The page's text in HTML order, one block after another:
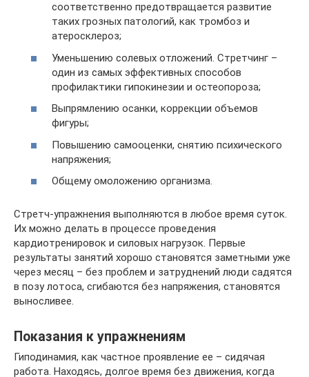
соответственно предотвращается развитие
таких грозных патологий, как тромбоз и
атеросклероз;
Уменьшению солевых отложений. Стретчинг –
один из самых эффективных способов
профилактики гипокинезии и остеопороза;
Выпрямлению осанки, коррекции объемов
фигуры;
Повышению самооценки, снятию психического
напряжения;
Общему омоложению организма.
Стретч-упражнения выполняются в любое время суток.
Их можно делать в процессе проведения
кардиотренировок и силовых нагрузок. Первые
результаты занятий хорошо становятся заметными уже
через месяц – без проблем и затруднений люди садятся
в позу лотоса, сгибаются без напряжения, становятся
выносливее.
Показания к упражнениям
Гиподинамия, как частное проявление ее – сидячая
работа. Находясь, долгое время без движения, когда